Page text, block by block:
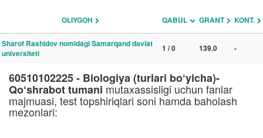
OLIYGOH QABUL GRANT KONT.
Sharof Rashidov nomidagi Samarqand davlat
universiteti
1 / 0 139.0 -
60510102225 - Biologiya (turlari bo‘yicha)-
Qo‘shrabot tumani mutaxassisligi uchun fanlar
majmuasi, test topshiriqlari soni hamda baholash
mezonlari: